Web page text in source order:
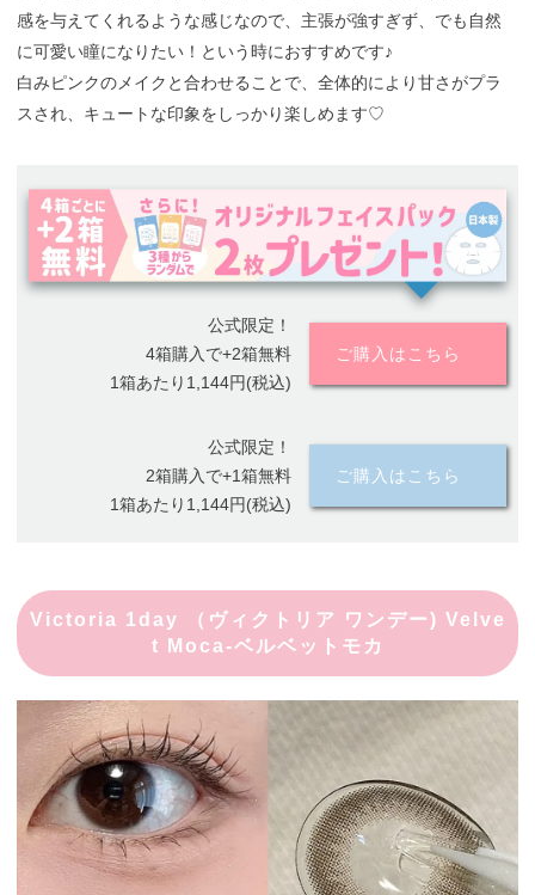
感を与えてくれるような感じなので、主張が強すぎず、でも自然
に可愛い瞳になりたい！という時におすすめです♪
白みピンクのメイクと合わせることで、全体的により甘さがプラ
スされ、キュートな印象をしっかり楽しめます♡
公式限定！
4箱購入で+2箱無料
1箱あたり1,144円(税込)
ご購入はこちら
公式限定！
2箱購入で+1箱無料
1箱あたり1,144円(税込)
ご購入はこちら
Victoria 1day （ヴィクトリア ワンデー) Velve
t Moca-ベルベットモカ